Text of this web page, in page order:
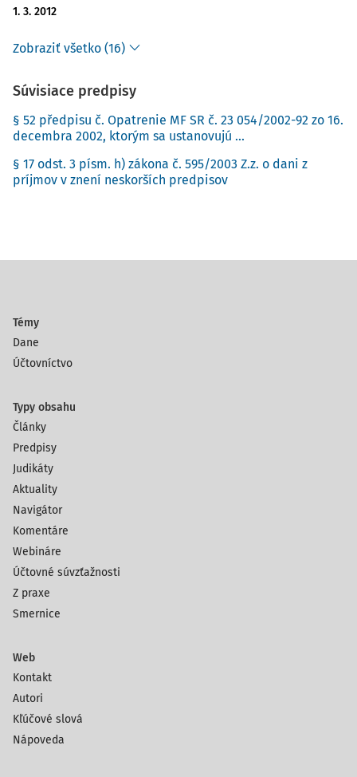
1. 3. 2012
Zobraziť všetko (16)
Súvisiace predpisy
§ 52 předpisu č. Opatrenie MF SR č. 23 054/2002-92 zo 16.
decembra 2002, ktorým sa ustanovujú ...
§ 17 odst. 3 písm. h) zákona č. 595/2003 Z.z. o dani z
príjmov v znení neskorších predpisov
Témy
Dane
Účtovníctvo
Typy obsahu
Články
Predpisy
Judikáty
Aktuality
Navigátor
Komentáre
Webináre
Účtovné súvzťažnosti
Z praxe
Smernice
Web
Kontakt
Autori
Kľúčové slová
Nápoveda